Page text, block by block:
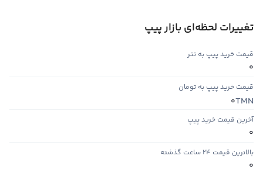
تغییرات لحظه‌ای بازار پیپ
قیمت خرید پیپ به تتر
0
قیمت خرید پیپ به تومان
TMN
0
آخرین قیمت خرید پیپ
0
بالاترین قیمت ۲۴ ساعت گذشته
0